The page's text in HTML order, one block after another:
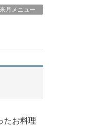
来月メニュー
たお料理